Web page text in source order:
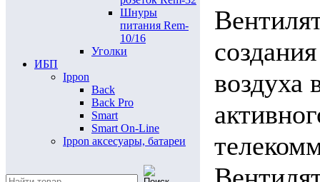
Шнуры
питания Rem-
10/16
Уголки
ИБП
Ippon
Back
Back Pro
Smart
Smart On-Line
Ippon аксесуары, батареи
воздуха